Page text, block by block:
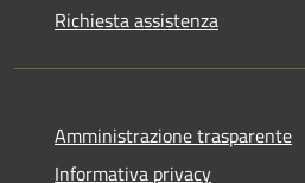
Richiesta assistenza
Amministrazione trasparente
Informativa privacy